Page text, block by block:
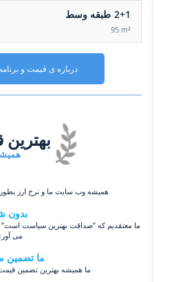
2+1 طبقه وسط
95 m²
درباره ی قیمت و
همیشه وب سایت ما و نرخ ارز
بدون
ما معتقدیم که ”صداقت بهترین سیاست
می
ما تضمین
ما همیشه بهترین تضمین